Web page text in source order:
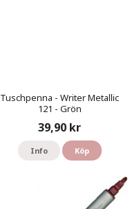
Tuschpenna - Writer Metallic
121 - Grön
39,90 kr
Info Köp